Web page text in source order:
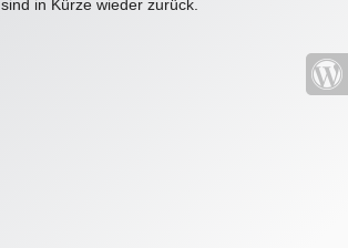
sind in Kürze wieder zurück.